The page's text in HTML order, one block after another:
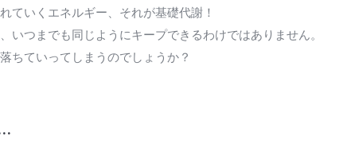
ていくエネルギー、それが基礎代謝！
いつまでも同じようにキープできるわけではありません。
ちていってしまうのでしょうか？